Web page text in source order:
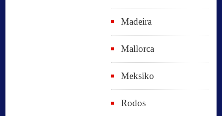
Madeira
Mallorca
Meksiko
Rodos